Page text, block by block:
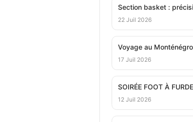
Section basket :
22 Juil 2026
Voyage au
17 Juil 2026
SOIRÉE FOOT À
12 Juil 2026